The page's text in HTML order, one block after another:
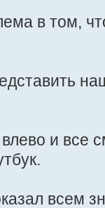
в том,
и все
всем